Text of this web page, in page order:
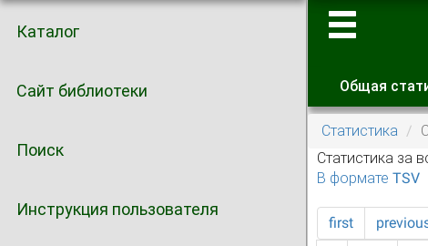
Каталог
Сайт библиотеки
Поиск
Инструкция пользователя
Главные
Общая
Статистика
Статистика за
В формате TSV
first